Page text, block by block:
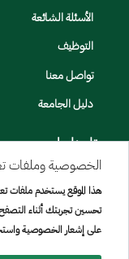
الأسئلة الشائعة
التوظيف
تواصل معنا
دليل الجامعة
تابعنا على
الخصوصية وملفات
هذا الموقع يستخدم ملفات
تحسين تجربتك أثناء
على إشعار الخصوصية